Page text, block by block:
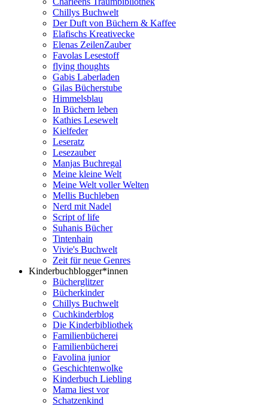
Chillys Buchwelt
Der Duft von Büchern & Kaffee
Elafischs Kreativecke
Elenas ZeilenZauber
Favolas Lesestoff
flying thoughts
Gabis Laberladen
Gilas Bücherstube
Himmelsblau
In Büchern leben
Kathies Lesewelt
Kielfeder
Leseratz
Lesezauber
Manjas Buchregal
Meine kleine Welt
Meine Welt voller Welten
Mellis Buchleben
Nerd mit Nadel
Script of life
Suhanis Bücher
Tintenhain
Vivie's Buchwelt
Zeit für neue Genres
Kinderbuchblogger*innen
Bücherglitzer
Bücherkinder
Chillys Buchwelt
Cuchkinderblog
Die Kinderbibliothek
Familienbücherei
Familienbücherei
Favolina junior
Geschichtenwolke
Kinderbuch Liebling
Mama liest vor
Schatzenkind